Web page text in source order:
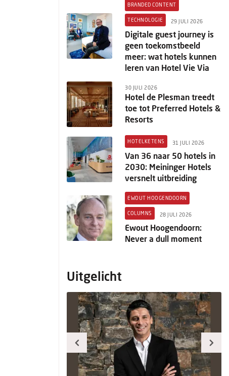
BRANDED CONTENT
TECHNOLOGIE 29 JULI 2026
Digitale guest journey is
geen toekomstbeeld
meer: wat hotels kunnen
leren van Hotel Vie Via
30 JULI 2026
Hotel de Plesman treedt
toe tot Preferred Hotels &
Resorts
HOTELKETENS 31 JULI 2026
Van 36 naar 50 hotels in
2030: Meininger Hotels
versnelt uitbreiding
EWOUT HOOGENDOORN
COLUMNS 28 JULI 2026
Ewout Hoogendoorn:
Never a dull moment
Uitgelicht